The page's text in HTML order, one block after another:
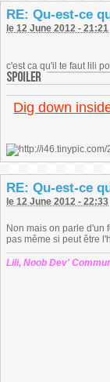
RE: Qu-est-ce
le 12 June 2012 - 21:21
c'est ca qu'il te faut lili
Dig down
RE: Qu-est-ce
le 12 June 2012 - 22:33
Non mais on parle d'un
pas même si peut être
Lili, Noob Dev'